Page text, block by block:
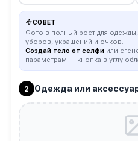
СОВЕТ
Фото в полный рост для
уборов, украшений и очков.
Создай тело от селфи или
параметрам — кнопка в углу
2 Одежда или